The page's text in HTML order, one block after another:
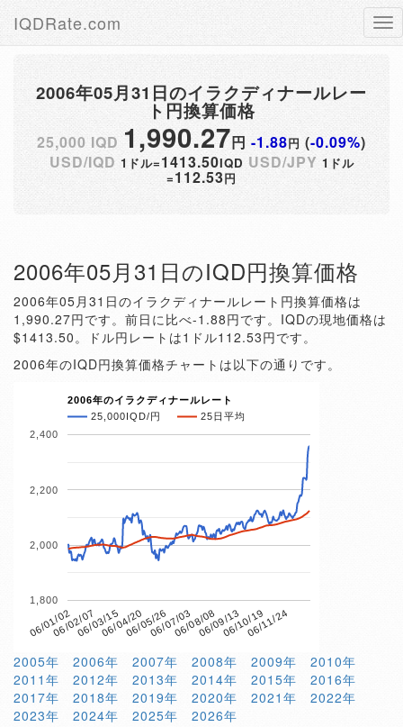
IQDRate.com
2006年05月31日のイラクディナールレー
ト円換算価格
25,000 IQD 1,990.27円-1.88円 (-0.09%)
USD/IQD 1ドル=1413.50IQD USD/JPY 1ドル
=112.53円
2006年05月31日のIQD円換算価格
2006年05月31日のイラクディナールレート円換算価格は
1,990.27円です。前日に比べ-1.88円です。IQDの現地価格は
$1413.50。ドル円レートは1ドル112.53円です。
2006年のIQD円換算価格チャートは以下の通りです。
2006年のイラクディナールレート
25,000IQD/円
25日平均
06/01/0206/02/0706/03/1506/04/2006/05/2606/07/0306/08/0806/09/1306/10/1906/11/24
1,800
2,000
2,200
2,400
2005年 2006年 2007年 2008年 2009年
2010年
2011年
2012年 2013年 2014年 2015年
2016年
2017年
2018年 2019年 2020年 2021年
2022年
2023年
2024年 2025年 2026年